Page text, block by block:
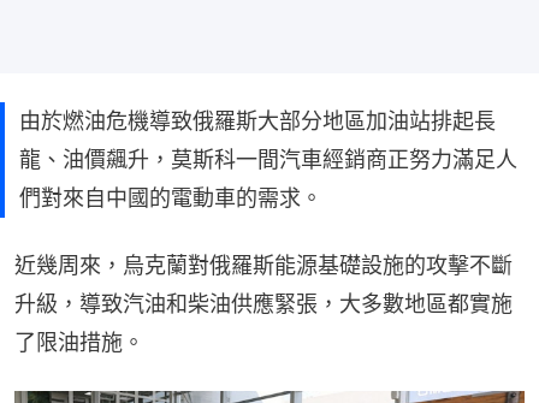
由於燃油危機導致俄羅斯大部分地區加油站排起長
龍、油價飆升，莫斯科一間汽車經銷商正努力滿足人
們對來自中國的電動車的需求。
近幾周來，烏克蘭對俄羅斯能源基礎設施的攻擊不斷
升級，導致汽油和柴油供應緊張，大多數地區都實施
了限油措施。